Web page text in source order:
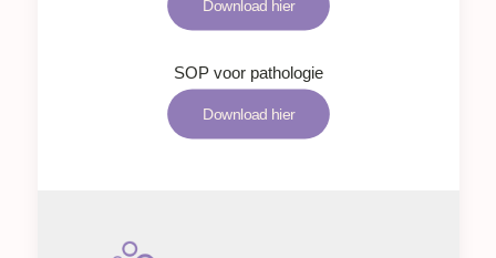
Download hier
SOP voor pathologie
Download hier